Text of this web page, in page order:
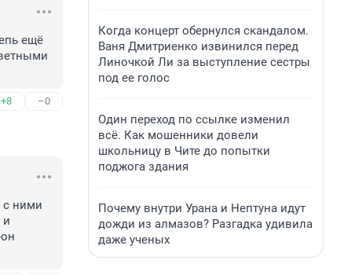
ещё
+8 –0
с ними
и
Когда концерт обернулся скандалом.
Ваня Дмитриенко извинился перед
Линочкой Ли за выступление сестры
под ее голос
Один переход по ссылке изменил
всё. Как мошенники довели
школьницу в Чите до попытки
поджога здания
Почему внутри Урана и Нептуна идут
дожди из алмазов? Разгадка удивила
даже ученых